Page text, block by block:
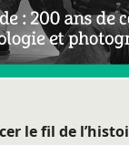
le fil de